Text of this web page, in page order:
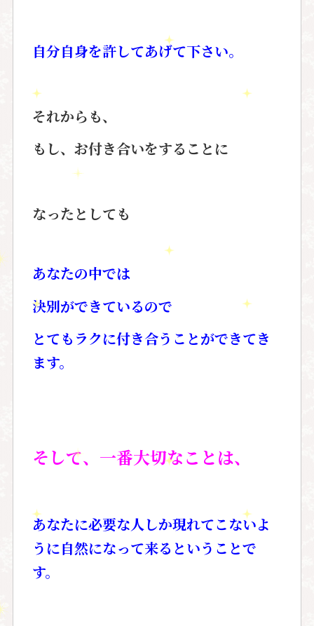
自分自身を許してあげて下さい。
それからも、
もし、お付き合いをすることに
なったとしても
あなたの中では
決別ができているので
とてもラクに付き合うことができてき
ます。
そして、一番大切なことは、
あなたに必要な人しか現れてこないよ
うに自然になって来るということで
す。